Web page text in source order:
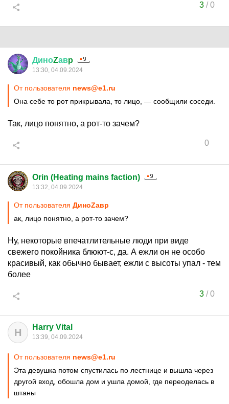
3/0
ДиноZавp
13:30, 04.09.2024
От пользователя news@e1.ru
Она себе то рот прикрывала, то лицо, — сообщили соседи.
Так, лицо понятно, а рот-то зачем?
0
Orin (Heating mains faction)
13:32, 04.09.2024
От пользователя ДиноZавp
ак, лицо понятно, а рот-то зачем?
Ну, некоторые впечатлительные люди при виде
свежего покойника блюют-с, да. А ежли он не особо
красивый, как обычно бывает, ежли с высоты упал - тем
более
3/0
H Harry Vital
13:39, 04.09.2024
От пользователя news@e1.ru
Эта девушка потом спустилась по лестнице и вышла через
другой вход, обошла дом и ушла домой, где переоделась в
штаны